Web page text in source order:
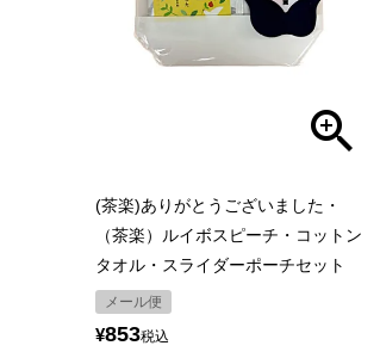
(茶楽)ありがとうございました・
（茶楽）ルイボスピーチ・コットン
タオル・スライダーポーチセット
メール便
¥853税込